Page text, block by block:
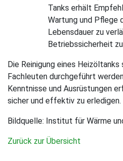
Tanks erhält
Wartung und Pflege
Lebensdauer zu
Betriebssicherheit
Die Reinigung eines
Fachleuten durchgeführt
Kenntnisse und Ausrüstungen
sicher und effektiv zu erledigen.
Bildquelle: Institut für Wärme
Zurück zur Übersicht